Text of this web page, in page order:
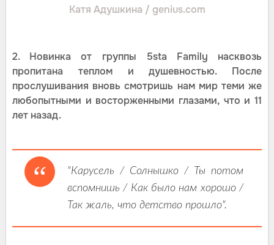
Катя Адушкина / genius.com
2. Новинка от группы 5sta Family насквозь
пропитана теплом и душевностью. После
прослушивания вновь смотришь нам мир теми же
любопытными и восторженными глазами, что и 11
лет назад.
"Карусель / Солнышко / Ты потом
вспомнишь / Как было нам хорошо /
Так жаль, что детство прошло".